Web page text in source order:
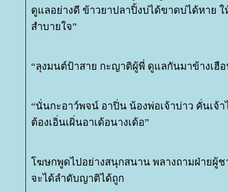
ดูแลอย่างดี ข้าวยาปลาปิ้งบ่ได้ขาดบ่ได้หาย
สำบายใจ”
“ลุงมนต์ป้าสาย กะญาติผู้พี่ ดูแลกันมาข้างเฮือ
“นั่นกะอาว์พจน์ อาปิ่น น้องพ่อเจ้าบ่าว คั่นเจ้
ต้องเอิ่นเผิ่นอาเด้อนางเด้อ”
ฆษกพูดไปอย่างสนุกสนาน พลางถามฝ่ายผู้ช
จะได้ลำดับญาติได้ถูก